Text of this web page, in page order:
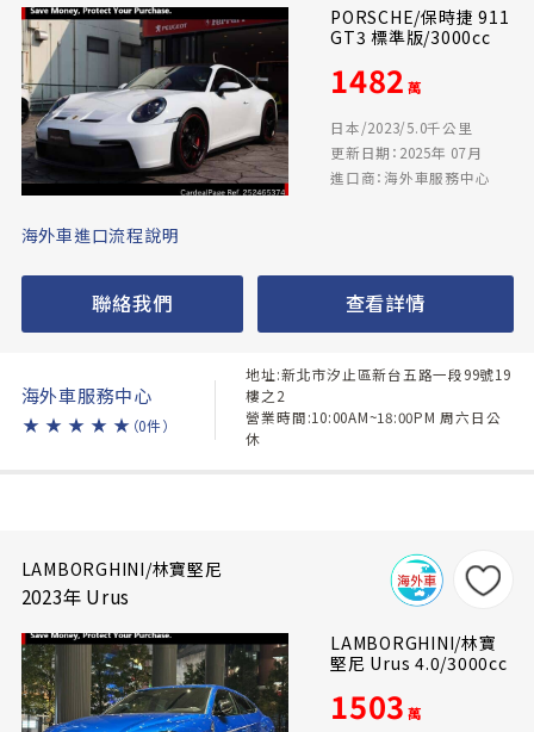
PORSCHE/保時捷 911
GT3 標準版/3000cc
1482 萬
日本/2023/5.0千公里
更新日期：2025年 07月
進口商：海外車服務中心
海外車進口流程說明
聯絡我們 查看詳情
海外車服務中心
★ ★ ★ ★ ★ （0件）
地址:新北市汐止區新台五路一段99號19
樓之2
營業時間:10:00AM~18:00PM 周六日公
休
LAMBORGHINI/林寶堅尼
2023年 Urus
LAMBORGHINI/林寶
堅尼 Urus 4.0/3000cc
1503 萬